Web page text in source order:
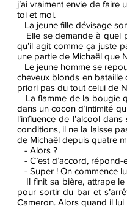
j’ai vraiment envie de
toi et moi.
La jeune fille dévisage
Elle se demande à quel
qu’il agit comme ça juste
une partie de Michaël que
Le jeune homme se
cheveux blonds en bataille
priori pas du tout celui de
La flamme de la bougie
dans un cocon d’intimité
l’influence de l’alcool
conditions, il ne la laisse
de Michaël depuis quatre
- Alors ?
- C’est d’accord,
- Super ! On commence
Il finit sa bière, attrape le
pour sortir du bar et
Cameron. Alors quand il